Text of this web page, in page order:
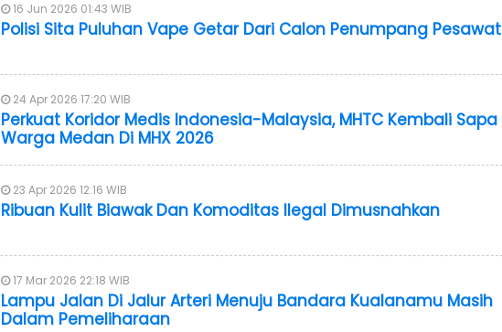
16 Jun 2026 01:43 WIB
Polisi Sita Puluhan Vape Getar Dari Calon Penumpang Pesawat
24 Apr 2026 17:20 WIB
Perkuat Koridor Medis Indonesia-Malaysia, MHTC Kembali Sapa
Warga Medan Di MHX 2026
23 Apr 2026 12:16 WIB
Ribuan Kulit Biawak Dan Komoditas Ilegal Dimusnahkan
17 Mar 2026 22:18 WIB
Lampu Jalan Di Jalur Arteri Menuju Bandara Kualanamu Masih
Dalam Pemeliharaan